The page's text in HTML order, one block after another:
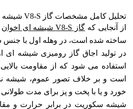
تحلیل کامل مشخصات گاز V8-S شیشه ای اخوان
از آنجایی که گاز V8-S شیشه ای اخوان
ساخته شده است، در وهله اول با
در تولید اجاق گاز رومیزی شیشه
استفاده می شود که از مقاومت بالایی
است و بر خلاف تصور عموم، شیشه
خورد و یا با پخت و پز برای مدت
شیشه سکوریت در برابر حرارت و